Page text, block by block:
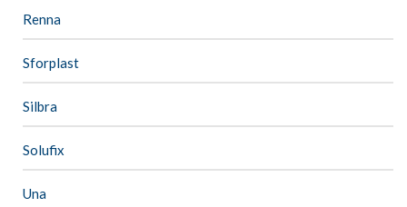
Renna
Sforplast
Silbra
Solufix
Una